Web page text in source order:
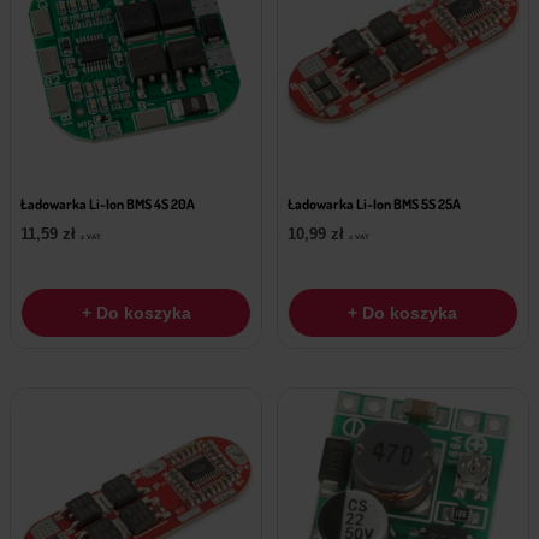
Ładowarka Li-Ion BMS 4S 20A
11,59 zł z VAT
+ Do koszyka
Ładowarka Li-Ion BMS 5S 25A
10,99 zł z VAT
+ Do koszyka